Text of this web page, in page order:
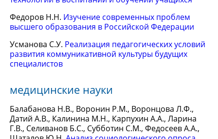
Федоров Н.Н. Изучение современных проблем
высшего образования в Российской Федерации
Усманова С.У. Реализация педагогических условий
развития коммуникативной культуры будущих
специалистов
медицинские науки
Балабанова Н.В., Воронин Р.М., Воронцова Л.Ф.,
Датий А.В., Калинина М.Н., Карпухин А.А., Ларина
Г.В., Селиванов Б.С., Субботин С.М., Федосеев А.А.,